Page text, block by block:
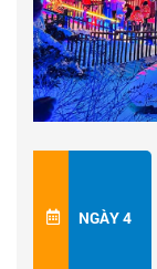
Winter,
cũng là nơi
ơi mình đi
dài, lượng
tháng 5 năm
làng được
tuyết mịn